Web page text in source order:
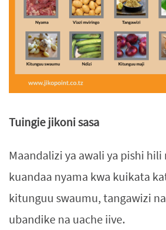
Tuingie jikoni sasa
Maandalizi ya awali ya pishi hili
kuandaa nyama kwa kuikata
kitunguu swaumu, tangawizi
ubandike na uache iive.